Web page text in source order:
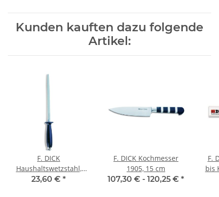
Kunden kauften dazu folgende
Artikel:
F. DICK
Haushaltswetzstahl,
grober Zug, 20cm
23,60 € *
F. DICK Kochmesser
1905, 15 cm
107,30 € - 120,25 € *
F.
bis